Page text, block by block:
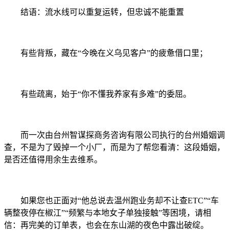
结语：流水线可以重复运转，但忠诚不能重置
有些背叛，藏在“今晚在义乌见客户”的疲惫借口里；
有些疏离，始于“你不懂我养家有多难”的委屈。
而一次由台州智谋探商务咨询有限公司执行的台州婚姻调
查，不是为了毁掉一个小厂，而是为了帮您看清：这段婚姻，
是否还值得用余生去维系。
如果您也正面对“他总说去温州跑业务却不让查ETC”“车
辆整夜停在椒江”“频繁与本地女子单独接触”等困境，请相
信：再完美的订单表，也会在东山湖的夜色中露出破绽。